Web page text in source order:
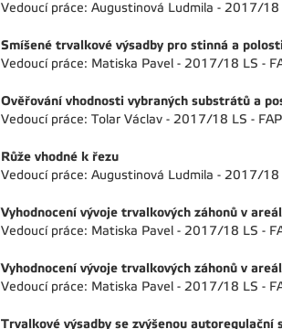
Vedoucí práce: Augustinová Ludmila - 2017/18
Smíšené trvalkové výsadby pro stinná a
Vedoucí práce: Matiska Pavel - 2017/18 LS -
Ověřování vhodnosti vybraných substrátů a
Vedoucí práce: Tolar Václav - 2017/18 LS -
Růže vhodné k řezu
Vedoucí práce: Augustinová Ludmila - 2017/18
Vyhodnocení vývoje trvalkových záhonů v
Vedoucí práce: Matiska Pavel - 2017/18 LS -
Vyhodnocení vývoje trvalkových záhonů v
Vedoucí práce: Matiska Pavel - 2017/18 LS -
Trvalkové výsadby se zvýšenou